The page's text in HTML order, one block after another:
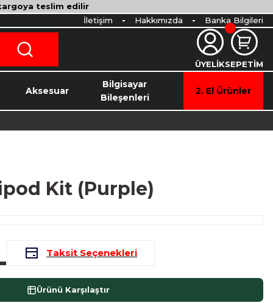
kargoya teslim edilir
İletişim Hakkımızda Banka Bilgileri
ÜYELİKSEPETİM
Aksesuar
Bilgisayar
Bileşenleri
2. El Ürünler
Kit (Purple)
Taksit Seçenekleri
Ürünü Karşılaştır